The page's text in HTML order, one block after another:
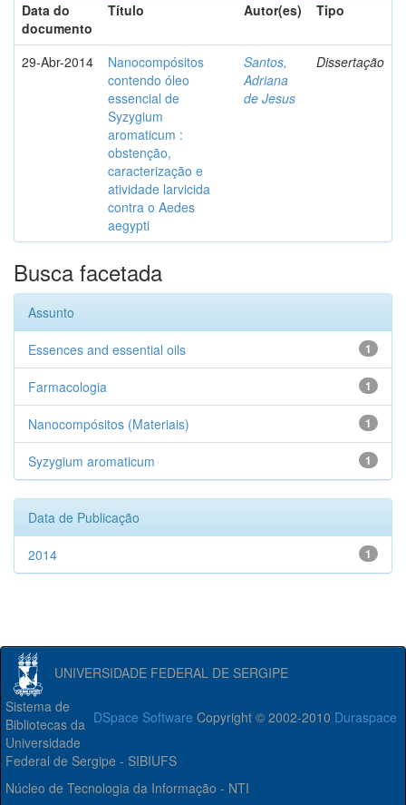
Data do
documento
Título Autor(es) Tipo
29-Abr-2014
Nanocompósitos
contendo óleo
essencial de
Syzygium
aromaticum :
obstenção,
caracterização e
atividade larvicida
contra o Aedes
aegypti
Santos,
Adriana
de Jesus
Dissertação
Busca facetada
Assunto
1
Essences and essential oils
1
Farmacologia
1
Nanocompósitos (Materiais)
1
Syzygium aromaticum
Data de Publicação
1
2014
UNIVERSIDADE FEDERAL DE SERGIPE
DSpace Software Copyright © 2002-2010 Duraspace
Sistema de
Bibliotecas da
Universidade
Federal de Sergipe - SIBIUFS
Núcleo de Tecnologia da Informação - NTI